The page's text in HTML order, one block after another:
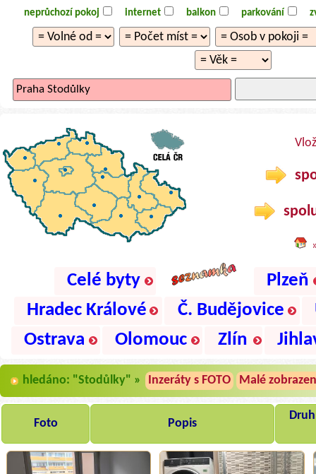
neprůchozí pokoj internet balkon parkování
Celé byty
Plzeň
Hradec Králové
Č. Budějovice
Ostrava
Olomouc Zlín
hledáno: "Stodůlky" » Inzeráty s FOTO Malé
Foto Popis